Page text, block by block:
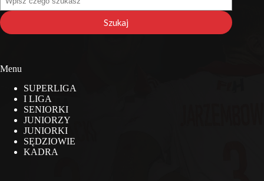
na
stronie
Szukaj
Menu
SUPERLIGA
I LIGA
SENIORKI
JUNIORZY
JUNIORKI
SĘDZIOWIE
KADRA